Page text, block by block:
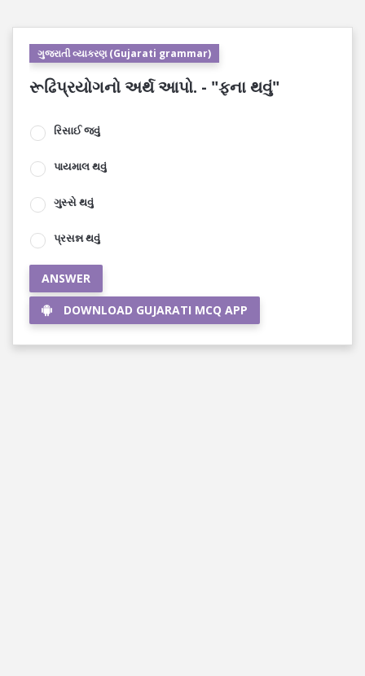
ગુજરાતી વ્યાકરણ (Gujarati grammar)
રૂઢિપ્રયોગનો અર્થ આપો. - "ફના થવું"
રિસાઈ જવું
પાયમાલ થવું
ગુસ્સે થવું
પ્રસન્ન થવું
ANSWER
DOWNLOAD GUJARATI MCQ APP